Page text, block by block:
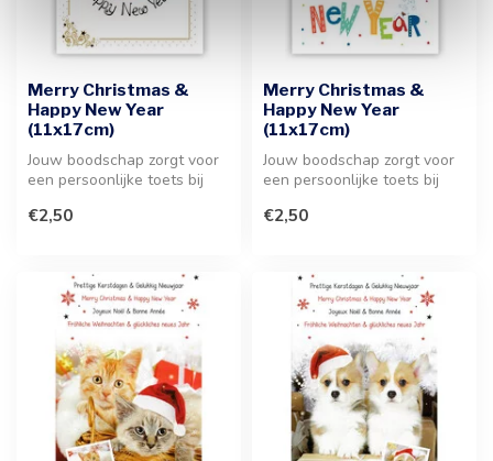
Merry Christmas &
Happy New Year
(11x17cm)
Jouw boodschap zorgt voor
een persoonlijke toets bij
€2,50
Merry Christmas &
Happy New Year
(11x17cm)
Jouw boodschap zorgt voor
een persoonlijke toets bij
€2,50